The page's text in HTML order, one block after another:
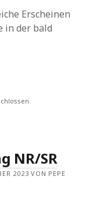
Erscheinen
in der bald
NR/SR
2023 VON PEPE